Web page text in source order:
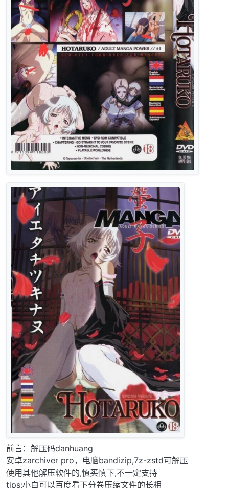
前言：解压码danhuang
安卓zarchiver pro，电脑bandizip,7z-zstd可解压
使用其他解压软件的,慎买慎下,不一定支持
tips:小白可以百度看下分卷压缩文件的长相